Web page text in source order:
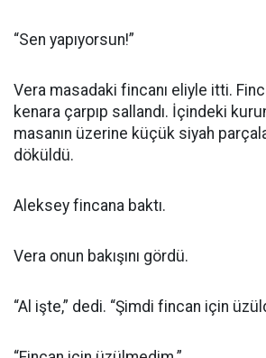
“Sen yapıyorsun!”
Vera masadaki fincanı eliyle itti.
kenara çarpıp sallandı. İçindeki
masanın üzerine küçük siyah
döküldü.
Aleksey fincana baktı.
Vera onun bakışını gördü.
“Al işte,” dedi. “Şimdi fincan için